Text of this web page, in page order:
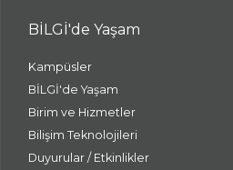
BİLGİ'de Yaşam
Kampüsler
BİLGİ'de Yaşam
Birim ve Hizmetler
Bilişim Teknolojileri
Duyurular / Etkinlikler